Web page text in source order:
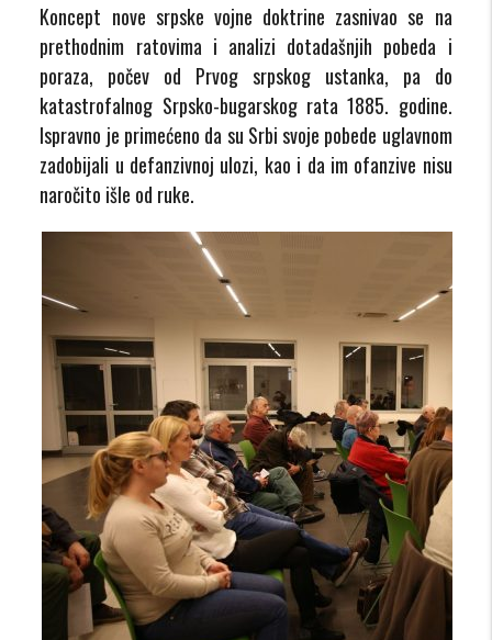
Koncept nove srpske vojne doktrine zasnivao se na
prethodnim ratovima i analizi dotadašnjih pobeda i
poraza, počev od Prvog srpskog ustanka, pa do
katastrofalnog Srpsko-bugarskog rata 1885. godine.
Ispravno je primećeno da su Srbi svoje pobede uglavnom
zadobijali u defanzivnoj ulozi, kao i da im ofanzive nisu
naročito išle od ruke.